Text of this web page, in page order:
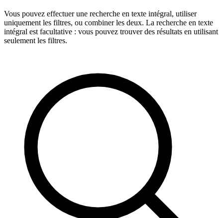
Vous pouvez effectuer une recherche en texte intégral, utiliser
uniquement les filtres, ou combiner les deux. La recherche en texte
intégral est facultative : vous pouvez trouver des résultats en utilisant
seulement les filtres.